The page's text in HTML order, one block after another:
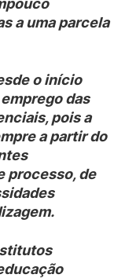
a uma parcela
o início
das
pois a
a partir do
processo, de